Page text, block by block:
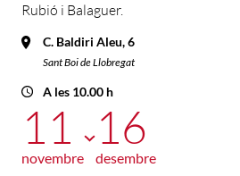
Rubió i Balaguer.
C. Baldiri Aleu, 6
Sant Boi de Llobregat
A les 10.00 h
11
novembre
16
desembre